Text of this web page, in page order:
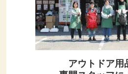
アウトドア用